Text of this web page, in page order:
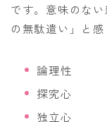
です。意味のな
の無駄遣い」と
論理性
探究心
独立心